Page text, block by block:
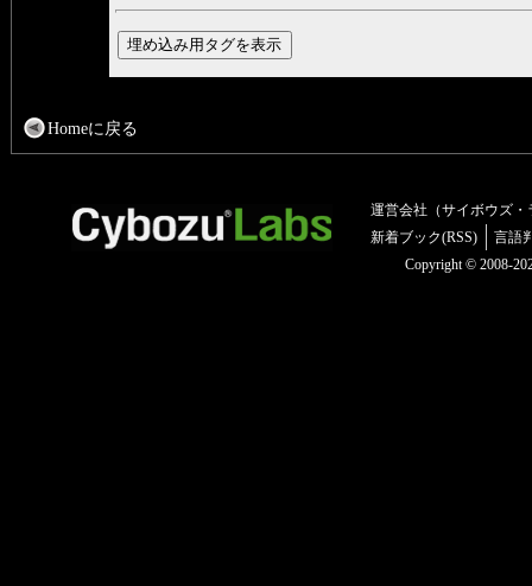
Homeに戻る
運営会社（サイボウズ・
新着ブック(RSS)
言語
Copyright © 2008-